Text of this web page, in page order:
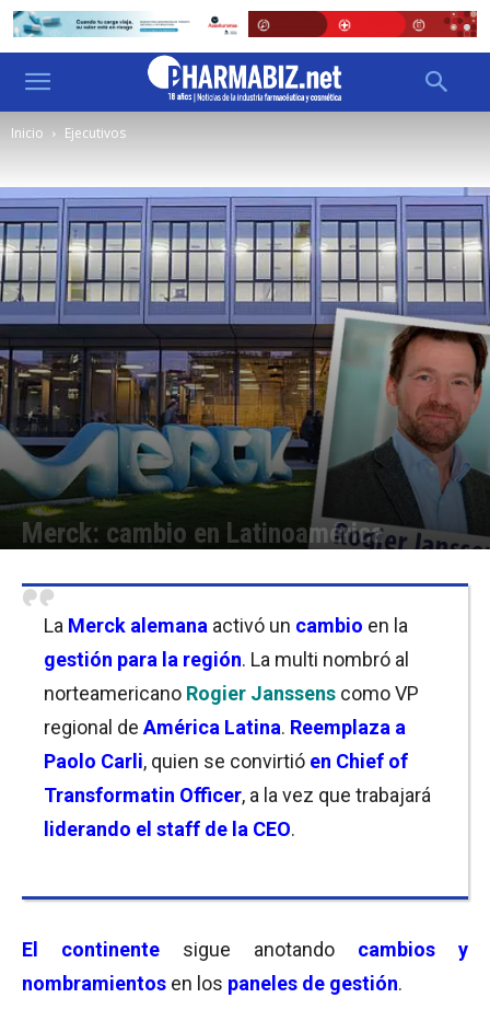
Inicio Ejecutivos
Merck: cambio en Latinoamérica
La Merck alemana activó un cambio en la
gestión para la región. La multi nombró al
norteamericano Rogier Janssens como VP
regional de América Latina. Reemplaza a
Paolo Carli, quien se convirtió en Chief of
Transformatin Officer, a la vez que trabajará
liderando el staff de la CEO.
El continente sigue anotando cambios y
nombramientos en los paneles de gestión.